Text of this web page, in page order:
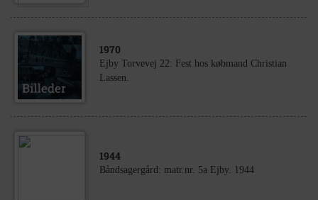
1970
Ejby Torvevej 22: Fest hos købmand Christian
Lassen.
1944
Båndsagergård: matr.nr. 5a Ejby. 1944